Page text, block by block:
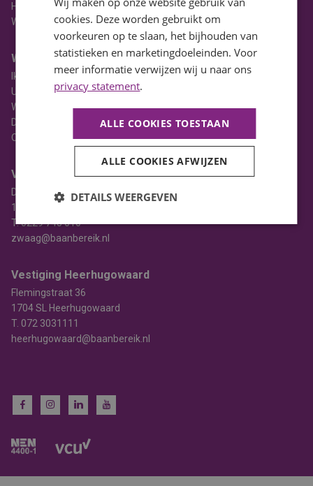
HBO Vacatures
WO Vacatures
Werkgever
Ik heb een vacature
Uitzenden
Werving & selectie
Detacheren
Opleiden
Vestiging Zwaag
De Factorij 2d
1689 AL Zwaag
T.0229 745 010
zwaag@baanbereik.nl
Vestiging Heerhugowaard
Flemingstraat 36
1704 SL Heerhugowaard
T. 072 3031111
heerhugowaard@baanbereik.nl
cookies. Deze worden gebruikt om
voorkeuren op te slaan, het bijhouden van
statistieken en marketingdoeleinden. Voor
meer informatie verwijzen wij u naar ons
privacy statement.
ALLE COOKIES TOESTAAN
ALLE COOKIES AFWIJZEN
DETAILS WEERGEVEN